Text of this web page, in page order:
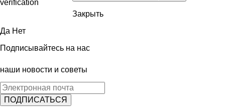
Закрыть
Да Нет
Подписывайтесь на нас
наши новости и советы